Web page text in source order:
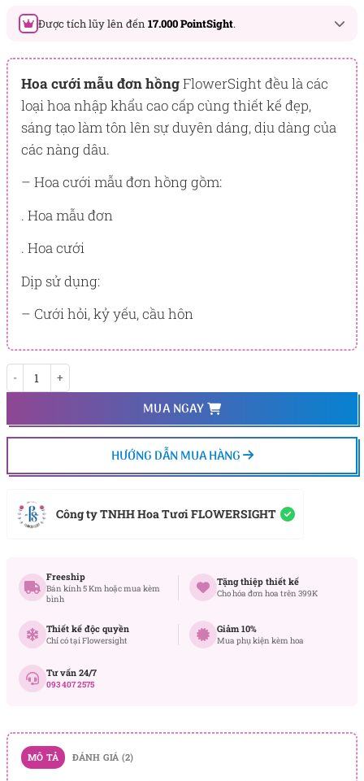
Được tích lũy lên đến 17.000 PointSight.
Đây là số PointSight ước tính bạn sẽ được tích lũy khi mua
sản phẩm hôm nay, tương ứng với quyền lợi hạng
BẠCH KIM
PointSight có giá trị dùng để trừ trực tiếp vào đơn hàng hoặc
đổi quà tặng ưu đãi tại Flowersight.
Đăng ký
ngay để kiểm tra mức tích lũy
chính xác nhất dành cho bạn.
Hoa cưới mẫu đơn hồngFlowerSight đều là các
loại hoa nhập khẩu cao cấp cùng thiết kế đẹp,
sáng tạo làm tôn lên sự duyên dáng, dịu dàng của
các nàng dâu.
– Hoa cưới mẫu đơn hồng gồm:
. Hoa mẫu đơn
. Hoa cưới
Dịp sử dụng:
– Cưới hỏi, kỷ yếu, cầu hôn
Hồng Viên Mãn số lượng
MUA NGAY
HƯỚNG DẪN MUA HÀNG
Công ty TNHH Hoa Tươi FLOWERSIGHT
Freeship
Bán kính 5 Km hoặc mua kèm
bình
Tặng thiệp thiết kế
Cho hóa đơn hoa trên 399K
Thiết kế độc quyền
Chỉ có tại Flowersight
Giảm 10%
Mua phụ kiện kèm hoa
Tư vấn 24/7
093 407 2575
MÔ TẢ ĐÁNH GIÁ (2)